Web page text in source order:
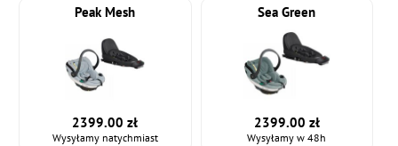
Peak Mesh
2399.00 zł
Wysyłamy natychmiast
Sea Green
2399.00 zł
Wysyłamy w 48h